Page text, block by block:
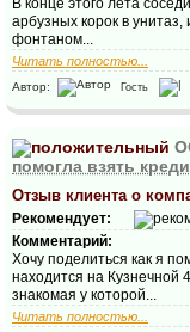
В конце этого лета
арбузных корок в унитаз,
фонтаном...
Читать полностью...
Автор: Гость
помогла взять
Отзыв клиента о
Рекомендует:
Комментарий:
Хочу поделиться как я
находится на Кузнечной
знакомая у которой...
Читать полностью...